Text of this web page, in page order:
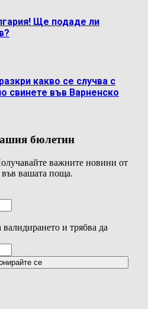
Ще подаде ли
какво се случва с
свинете във Варненско
бюлетин
важните новини от
вашата поща.
и трябва да